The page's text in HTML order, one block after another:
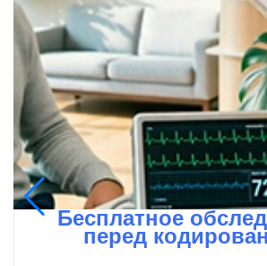
Бесплатное
перед